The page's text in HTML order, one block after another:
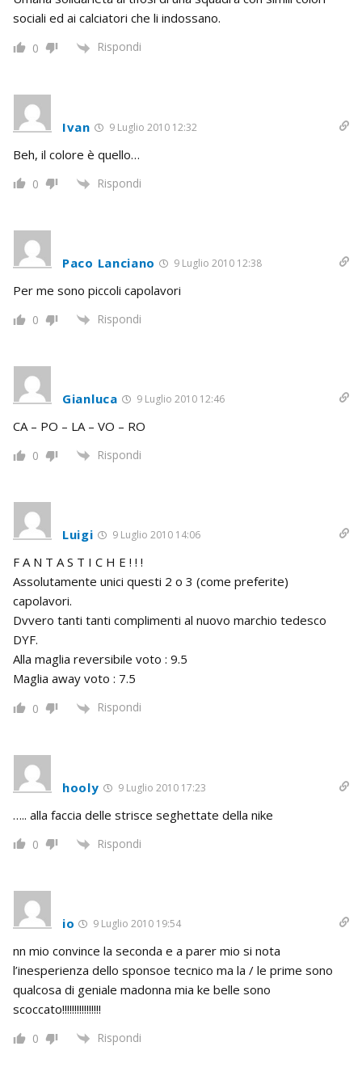
sociali ed ai calciatori che li indossano.
0 Rispondi
Ivan 9 Luglio 2010 12:32
Beh, il colore è quello…
0 Rispondi
Paco Lanciano 9 Luglio 2010 12:38
Per me sono piccoli capolavori
0 Rispondi
Gianluca 9 Luglio 2010 12:46
CA – PO – LA – VO – RO
0 Rispondi
Luigi 9 Luglio 2010 14:06
F A N T A S T I C H E ! ! !
Assolutamente unici questi 2 o 3 (come preferite)
capolavori.
Dvvero tanti tanti complimenti al nuovo marchio tedesco
DYF.
Alla maglia reversibile voto : 9.5
Maglia away voto : 7.5
0 Rispondi
hooly 9 Luglio 2010 17:23
….. alla faccia delle strisce seghettate della nike
0 Rispondi
io 9 Luglio 2010 19:54
nn mio convince la seconda e a parer mio si nota
l’inesperienza dello sponsoe tecnico ma la / le prime sono
qualcosa di geniale madonna mia ke belle sono
scoccato!!!!!!!!!!!!!!!!
0 Rispondi